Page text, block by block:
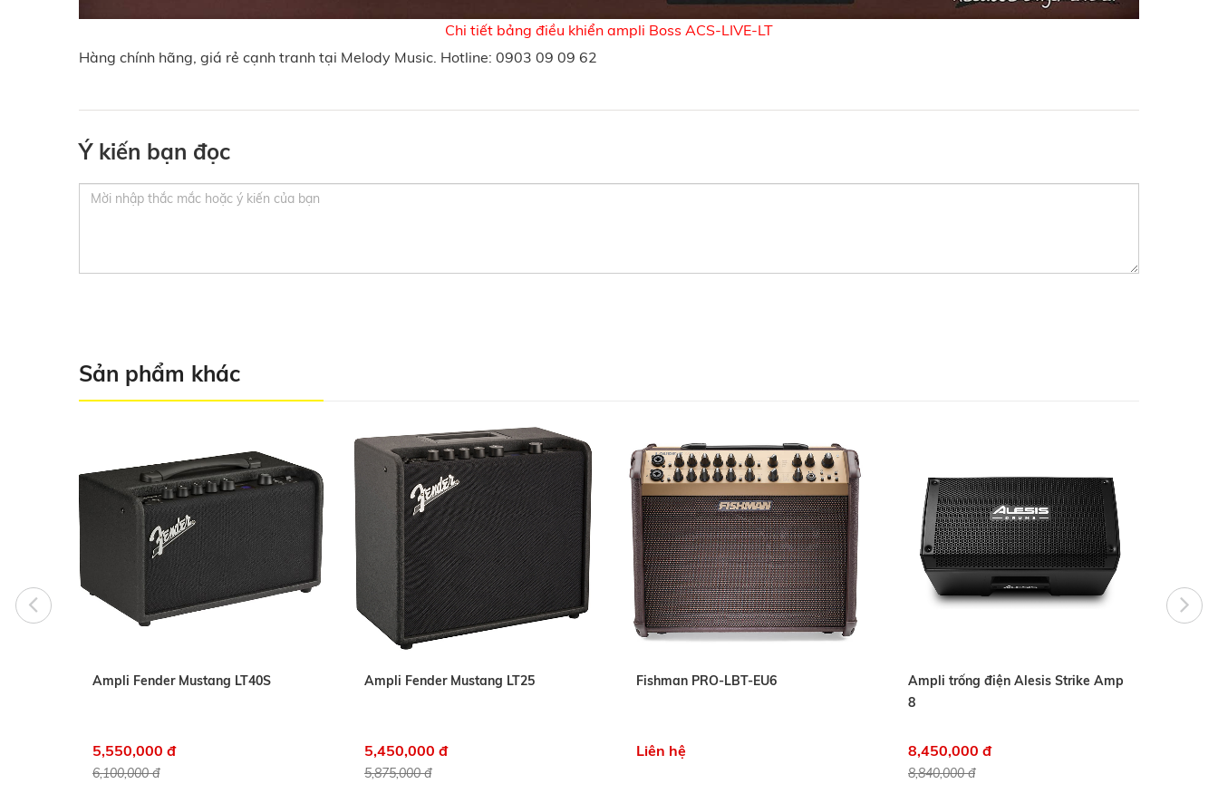
Chi tiết bảng điều khiển ampli Boss ACS-LIVE-LT
Hàng chính hãng, giá rẻ cạnh tranh tại Melody Music. Hotline: 0903 09 09 62
Ý kiến bạn đọc
Sản phẩm khác
Ampli Fender Mustang LT40S
5,550,000 đ
6,100,000 đ
Ampli Fender Mustang LT25
5,450,000 đ
5,875,000 đ
Fishman PRO-LBT-EU6
Liên hệ
Ampli trống điện Alesis Strike Amp
8
8,450,000 đ
8,840,000 đ